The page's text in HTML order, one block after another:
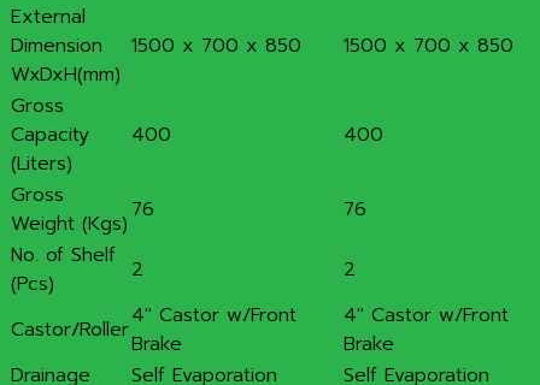
External
Dimension
WxDxH(mm)
1500 x 700 x 850 1500 x 700 x 850
Gross
Capacity
(Liters)
400 400
Gross
Weight (Kgs) 76
76
No. of Shelf
(Pcs)
2 2
Castor/Roller4″ Castor w/Front
Brake
4″ Castor w/Front
Brake
Drainage
Self Evaporation
Self Evaporation